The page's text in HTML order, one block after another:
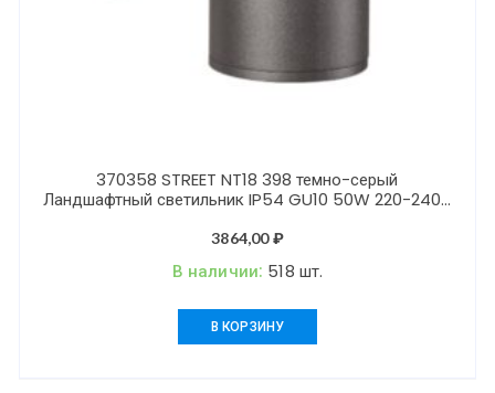
370358 STREET NT18 398 темно-серый
Ландшафтный светильник IP54 GU10 50W 220-240V
3864,00₽
В наличии: 518 шт.
В КОРЗИНУ